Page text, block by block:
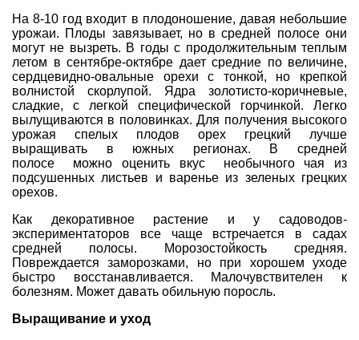
На 8-10 год входит в плодоношение, давая небольшие
урожаи. Плоды завязывает, но в средней полосе они
могут не вызреть. В годы с продолжительным теплым
летом в сентябре-октябре дает средние по величине,
сердцевидно-овальные орехи с тонкой, но крепкой
волнистой скорлупой. Ядра золотисто-коричневые,
сладкие, с легкой специфической горчинкой. Легко
вылущиваются в половинках. Для получения высокого
урожая спелых плодов орех грецкий лучше
выращивать в южных регионах. В средней
полосе можно оценить вкус необычного чая из
подсушенных листьев и варенье из зеленых грецких
орехов.
Как декоративное растение и у садоводов-
экспериментаторов все чаще встречается в садах
средней полосы. Морозостойкость средняя.
Повреждается заморозками, но при хорошем уходе
быстро восстанавливается. Малочувствителен к
болезням. Может давать обильную поросль.
Выращивание и уход